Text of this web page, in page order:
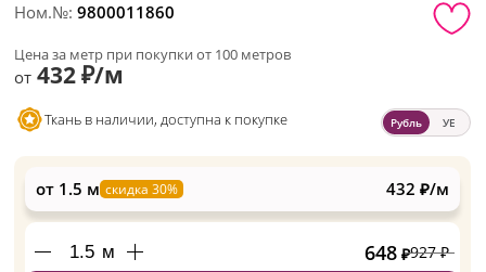
Ном.№:9800011860
Цена за метр при покупки от 100 метров
от 432 ₽/м
Ткань в наличии, доступна к покупке Рубль УЕ
от 1.5 м скидка 30% 432 ₽/м
м 927₽
648 ₽